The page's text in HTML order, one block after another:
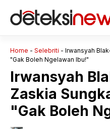
Home - Selebriti - Irwansyah
"Gak Boleh Ngelawan Ibu!"
Irwansyah
Zaskia
"Gak Boleh